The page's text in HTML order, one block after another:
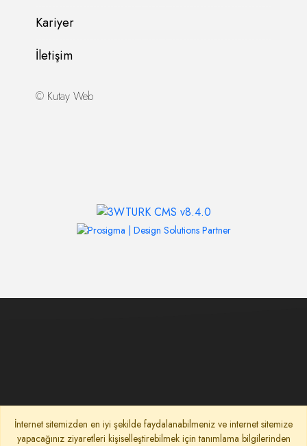
Kariyer
İletişim
© Kutay Web
İnternet sitemizden en iyi şekilde faydalanabilmeniz ve internet sitemize
yapacağınız ziyaretleri kişiselleştirebilmek için tanımlama bilgilerinden